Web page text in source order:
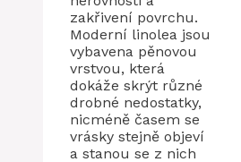
zakřivení povrchu.
Moderní linolea jsou
vybavena pěnovou
vrstvou, která
dokáže skrýt různé
drobné nedostatky,
nicméně časem se
vrásky stejně objeví
a stanou se z nich